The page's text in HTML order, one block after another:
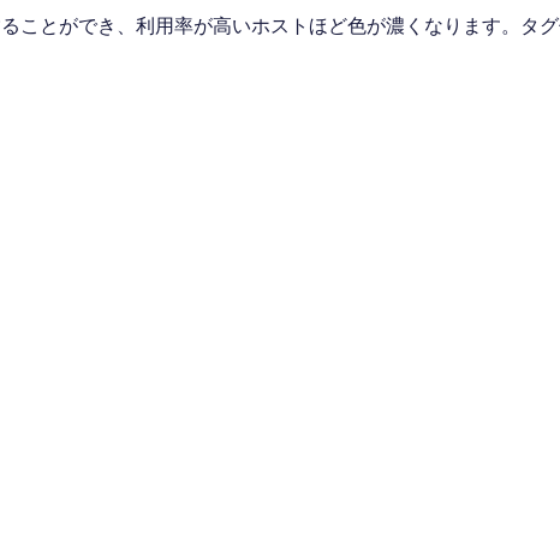
ことができ、利用率が高いホストほど色が濃くなります。タ